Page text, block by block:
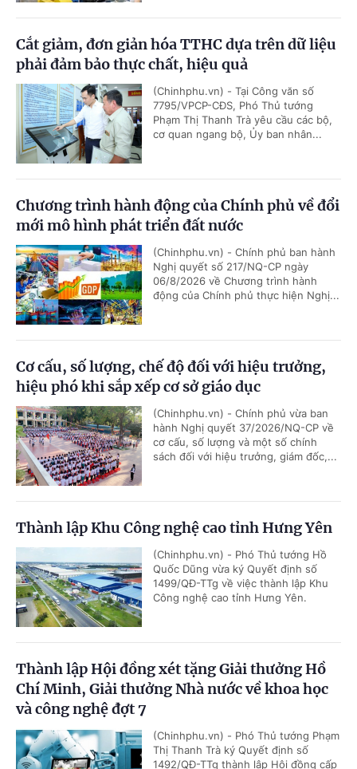
Cắt giảm, đơn giản hóa TTHC dựa trên dữ liệu
phải đảm bảo thực chất, hiệu quả
(Chinhphu.vn) - Tại Công văn số
7795/VPCP-CĐS, Phó Thủ tướng
Phạm Thị Thanh Trà yêu cầu các bộ,
cơ quan ngang bộ, Ủy ban nhân...
Chương trình hành động của Chính phủ về đổi
mới mô hình phát triển đất nước
(Chinhphu.vn) - Chính phủ ban hành
Nghị quyết số 217/NQ-CP ngày
06/8/2026 về Chương trình hành
động của Chính phủ thực hiện Nghị...
Cơ cấu, số lượng, chế độ đối với hiệu trưởng,
hiệu phó khi sắp xếp cơ sở giáo dục
(Chinhphu.vn) - Chính phủ vừa ban
hành Nghị quyết 37/2026/NQ-CP về
cơ cấu, số lượng và một số chính
sách đối với hiệu trưởng, giám đốc,...
Thành lập Khu Công nghệ cao tỉnh Hưng Yên
(Chinhphu.vn) - Phó Thủ tướng Hồ
Quốc Dũng vừa ký Quyết định số
1499/QĐ-TTg về việc thành lập Khu
Công nghệ cao tỉnh Hưng Yên.
Thành lập Hội đồng xét tặng Giải thưởng Hồ
Chí Minh, Giải thưởng Nhà nước về khoa học
và công nghệ đợt 7
(Chinhphu.vn) - Phó Thủ tướng Phạm
Thị Thanh Trà ký Quyết định số
1492/QĐ-TTg thành lập Hội đồng cấp